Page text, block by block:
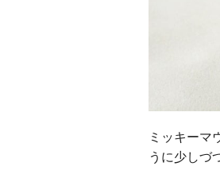
ミッキーマ
うに少しづ